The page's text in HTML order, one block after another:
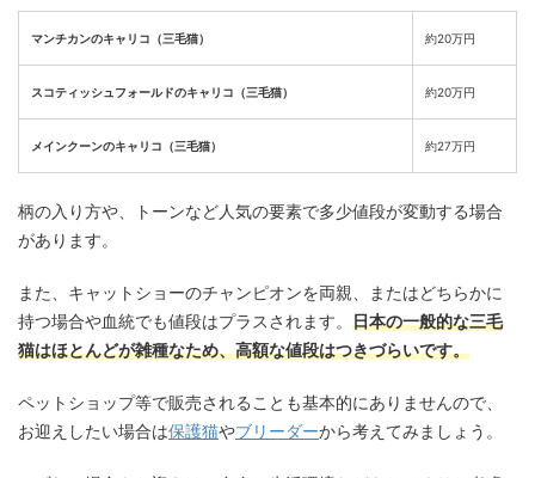
マンチカンのキャリコ（三毛猫） 約20万円
スコティッシュフォールドのキャリコ（三毛猫） 約20万円
メインクーンのキャリコ（三毛猫） 約27万円
柄の入り方や、トーンなど人気の要素で多少値段が変動する場合
があります。
また、キャットショーのチャンピオンを両親、またはどちらかに
持つ場合や血統でも値段はプラスされます。 日本の一般的な三毛
猫はほとんどが雑種なため、高額な値段はつきづらいです。
ペットショップ等で販売されることも基本的にありませんので、
お迎えしたい場合は保護猫やブリーダーから考えてみましょう。